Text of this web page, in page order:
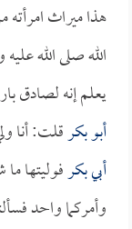
هذا ميراث امرأته
الله صلى الله
يعلم إنه لصادق
أبو بكرقلت: أنا
أبي بكرفوليتها
وأمركما واحد